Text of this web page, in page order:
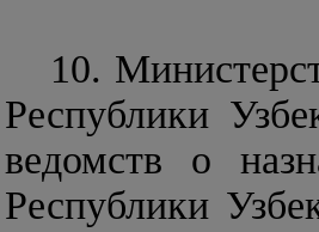
10.
Республики
ведомств о
Республики